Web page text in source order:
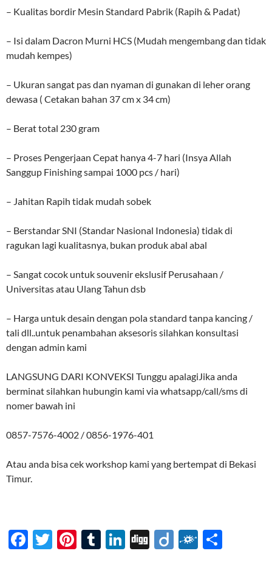
– Kualitas bordir Mesin Standard Pabrik (Rapih & Padat)
– Isi dalam Dacron Murni HCS (Mudah mengembang dan tidak
mudah kempes)
– Ukuran sangat pas dan nyaman di gunakan di leher orang
dewasa ( Cetakan bahan 37 cm x 34 cm)
– Berat total 230 gram
– Proses Pengerjaan Cepat hanya 4-7 hari (Insya Allah
Sanggup Finishing sampai 1000 pcs / hari)
– Jahitan Rapih tidak mudah sobek
– Berstandar SNI (Standar Nasional Indonesia) tidak di
ragukan lagi kualitasnya, bukan produk abal abal
– Sangat cocok untuk souvenir ekslusif Perusahaan /
Universitas atau Ulang Tahun dsb
– Harga untuk desain dengan pola standard tanpa kancing /
tali dll..untuk penambahan aksesoris silahkan konsultasi
dengan admin kami
LANGSUNG DARI KONVEKSI Tunggu apalagiJika anda
berminat silahkan hubungin kami via whatsapp/call/sms di
nomer bawah ini
0857-7576-4002 / 0856-1976-401
Atau anda bisa cek workshop kami yang bertempat di Bekasi
Timur.
F
T
Pi T
Li
Di Di F